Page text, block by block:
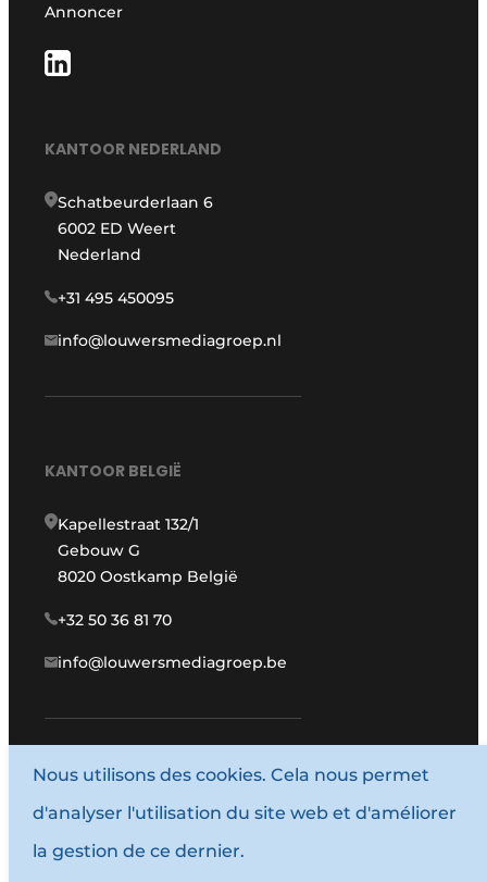
Annoncer
KANTOOR NEDERLAND
Schatbeurderlaan 6
6002 ED Weert
Nederland
+31 495 450095
info@louwersmediagroep.nl
KANTOOR BELGIË
Kapellestraat 132/1
Gebouw G
8020 Oostkamp België
+32 50 36 81 70
info@louwersmediagroep.be
www.louwersmediagroep.com
© 1987 - 2026 Louwersmediagroep.
Termes et conditions
Nous utilisons des cookies. Cela nous permet
d'analyser l'utilisation du site web et d'améliorer
la gestion de ce dernier.